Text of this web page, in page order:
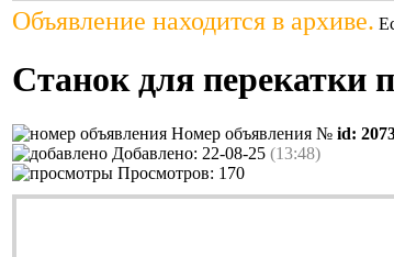
Объявление находится в архиве.
Станок для перекатки
Номер объявления № id:
Добавлено: 22-08-25 (13:48)
Просмотров: 170